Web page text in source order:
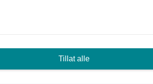
Tillat alle